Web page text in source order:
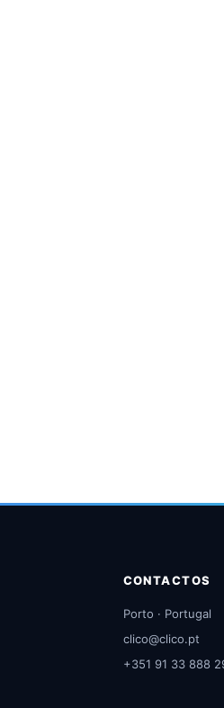
CONTACTOS
Porto · Portugal
clico@clico.pt
+351 91 33 888